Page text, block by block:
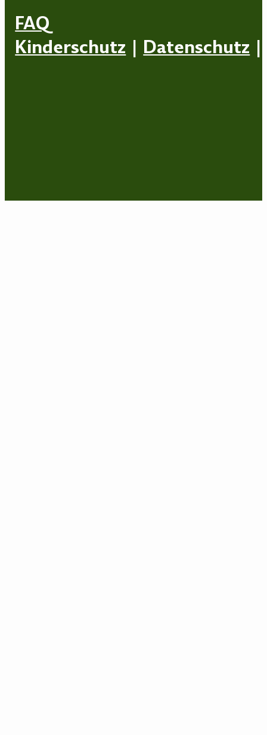
FAQ
Kinderschutz | Datenschutz |